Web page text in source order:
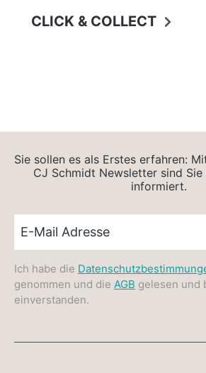
CLICK & COLLECT
Sie sollen es als Erstes erfahren:
CJ Schmidt Newsletter sind
informiert.
Ich habe die
genommen und die AGB gelesen und
einverstanden.